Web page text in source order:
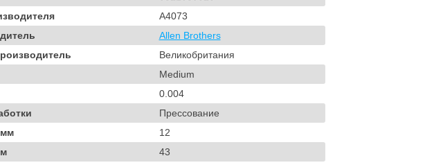
A4073
Allen Brothers
Великобритания
Medium
0.004
Прессование
12
43